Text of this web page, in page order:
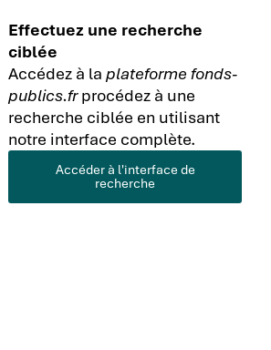
Effectuez une recherche
ciblée
Accédez à laplateforme fonds-
publics.frprocédez à une
recherche ciblée en utilisant
notre interface complète.
Accéder à l'interface de
recherche